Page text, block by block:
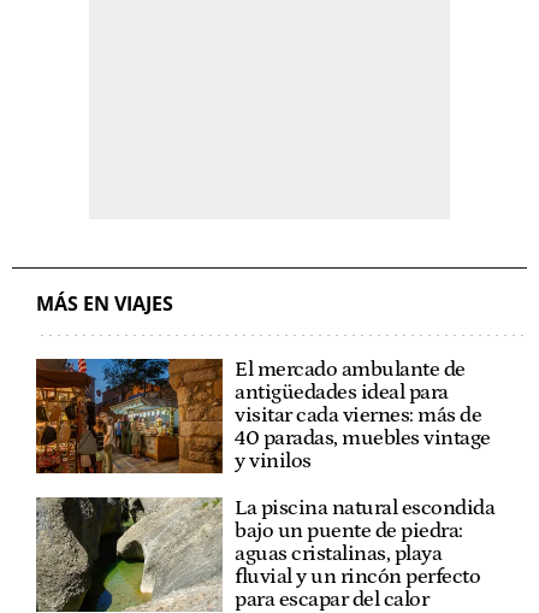
MÁS EN VIAJES
El mercado ambulante de
antigüedades ideal para
visitar cada viernes: más de
40 paradas, muebles vintage
y vinilos
La piscina natural escondida
bajo un puente de piedra:
aguas cristalinas, playa
fluvial y un rincón perfecto
para escapar del calor